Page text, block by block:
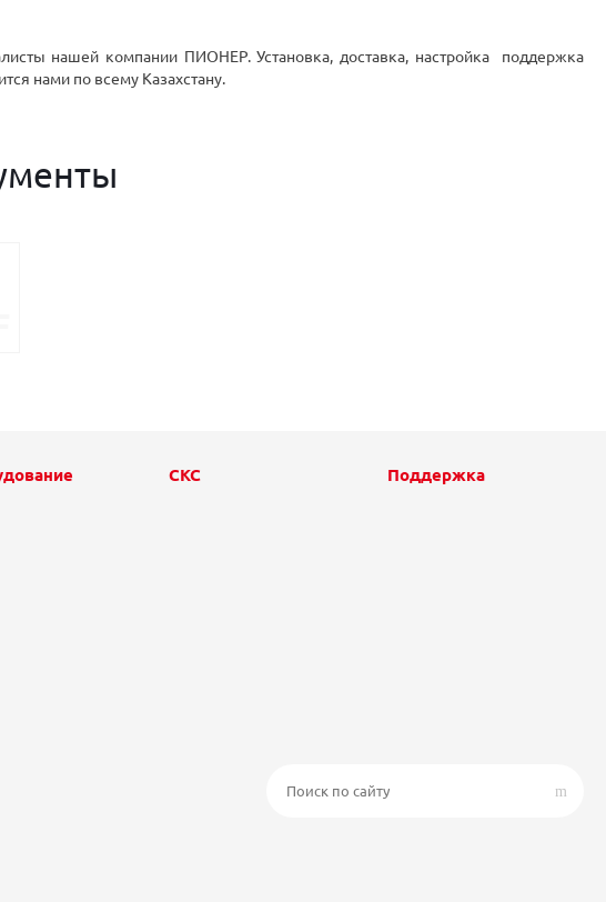
нашей компании ПИОНЕР. Установка, доставка, настройка поддержка
нами по всему Казахстану.
СКС Поддержка